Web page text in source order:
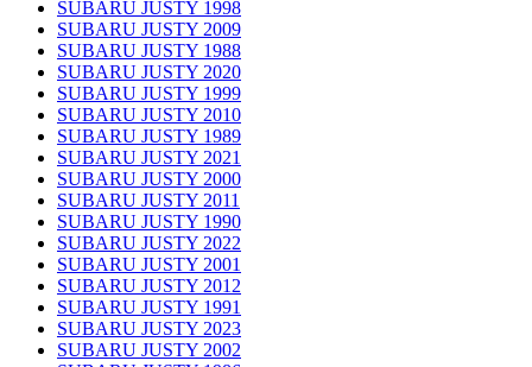
SUBARU JUSTY 1998
SUBARU JUSTY 2009
SUBARU JUSTY 1988
SUBARU JUSTY 2020
SUBARU JUSTY 1999
SUBARU JUSTY 2010
SUBARU JUSTY 1989
SUBARU JUSTY 2021
SUBARU JUSTY 2000
SUBARU JUSTY 2011
SUBARU JUSTY 1990
SUBARU JUSTY 2022
SUBARU JUSTY 2001
SUBARU JUSTY 2012
SUBARU JUSTY 1991
SUBARU JUSTY 2023
SUBARU JUSTY 2002